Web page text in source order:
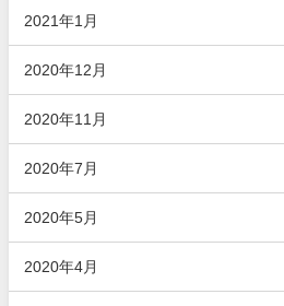
2021年1月
2020年12月
2020年11月
2020年7月
2020年5月
2020年4月